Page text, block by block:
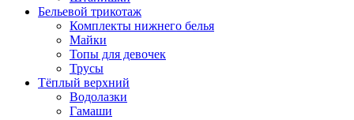
Бельевой трикотаж
Комплекты нижнего белья
Майки
Топы для девочек
Трусы
Тёплый верхний
Водолазки
Гамаши